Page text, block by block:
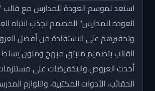
استعد لموسم العودة للمدارس مع
العودة للمدارس" المصمم لجذب انتباه
وتحفيزهم على الاستفادة من أفضل
القالب بتصميم منبثق مبهج وملون
أحدث العروض والتخفيضات على
الحقائب، الأدوات المكتبية، واللوازم